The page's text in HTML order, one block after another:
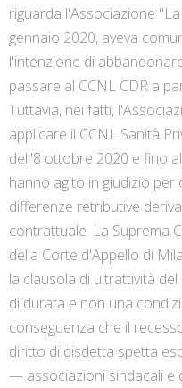
riguarda l'Associazione
gennaio 2020, aveva
l'intenzione di
passare al CCNL CDR a
Tuttavia, nei fatti,
applicare il CCNL Sanità
dell'8 ottobre 2020 e fino
hanno agito in giudizio
differenze retributive
contrattuale. La Suprema
della Corte d'Appello di
la clausola di ultrattività
di durata e non una
conseguenza che il
diritto di disdetta spetta
— associazioni sindacali e